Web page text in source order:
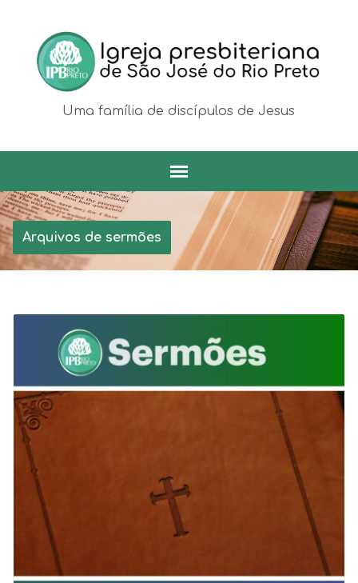
Uma família de discípulos de Jesus
Arquivos de sermões